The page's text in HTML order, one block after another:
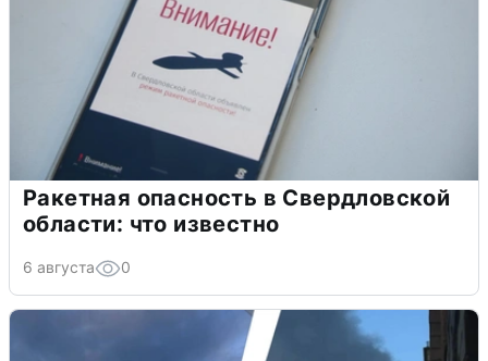
Ракетная опасность в Свердловской
области: что известно
6 августа 0